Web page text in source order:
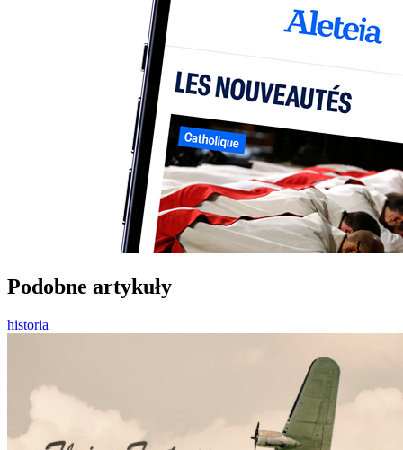
Podobne artykuły
historia